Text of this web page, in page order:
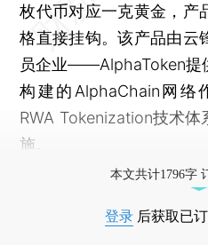
枚代币对应一克黄金，产
格直接挂钩。该产品由云
员企业——AlphaToken提
构建的AlphaChain网络
RWA Tokenization技术
施。
本文共计1796字
登录 后获取已